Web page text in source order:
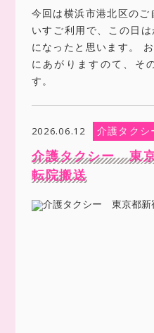
今回は横浜市港北区の
いすご利用で、この日
になったと思います。
にあがりますのて、そ
す。
2026.06.12 介護タクシ
介護タクシー 東
転院搬送